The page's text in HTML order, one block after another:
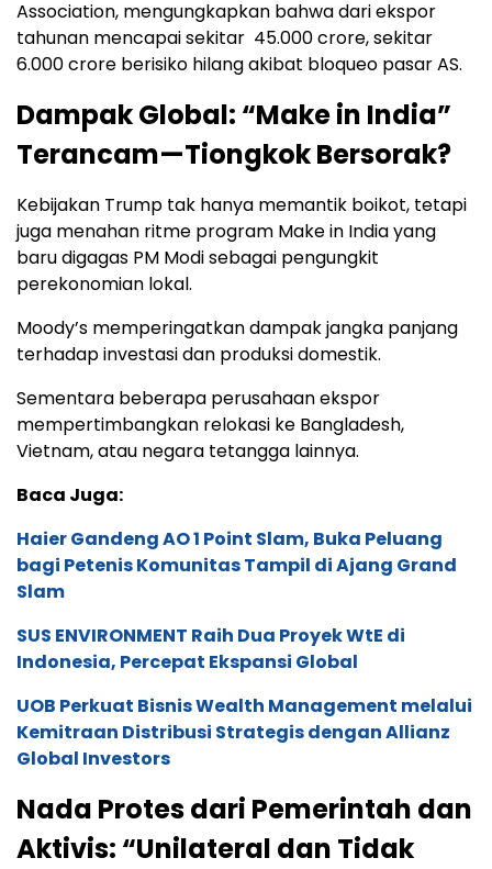
Association, mengungkapkan bahwa dari ekspor
tahunan mencapai sekitar ₹ 45.000 crore, sekitar ₹
6.000 crore berisiko hilang akibat bloqueo pasar AS.
Dampak Global: “Make in India”
Terancam—Tiongkok Bersorak?
Kebijakan Trump tak hanya memantik boikot, tetapi
juga menahan ritme program Make in India yang
baru digagas PM Modi sebagai pengungkit
perekonomian lokal.
Moody’s memperingatkan dampak jangka panjang
terhadap investasi dan produksi domestik.
Sementara beberapa perusahaan ekspor
mempertimbangkan relokasi ke Bangladesh,
Vietnam, atau negara tetangga lainnya.
Baca Juga:
Haier Gandeng AO 1 Point Slam, Buka Peluang
bagi Petenis Komunitas Tampil di Ajang Grand
Slam
SUS ENVIRONMENT Raih Dua Proyek WtE di
Indonesia, Percepat Ekspansi Global
UOB Perkuat Bisnis Wealth Management melalui
Kemitraan Distribusi Strategis dengan Allianz
Global Investors
Nada Protes dari Pemerintah dan
Aktivis: “Unilateral dan Tidak